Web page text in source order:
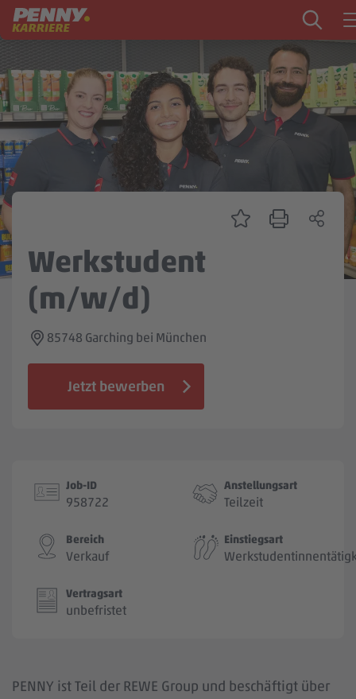
Zum Inhalt springen
Startseite
PENNY als Arbeitgeber
Ausbildung
Markt
Zentrale & Vertrieb
Mein Kandidat:innenprofil
Jobbörse
Werkstudent
(m/w/d)
85748 Garching bei München
Jetzt bewerben
Job-ID
958722
Anstellungsart
Teilzeit
Bereich
Verkauf
Einstiegsart
Vertragsart
unbefristet
PENNY ist Teil der REWE Group und beschäftigt über